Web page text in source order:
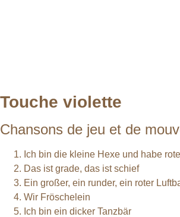
Touche violette
Chansons de jeu et de
Ich bin die kleine Hexe und habe
Das ist grade, das ist schief
Ein großer, ein runder, ein roter
Wir Fröschelein
Ich bin ein dicker Tanzbär